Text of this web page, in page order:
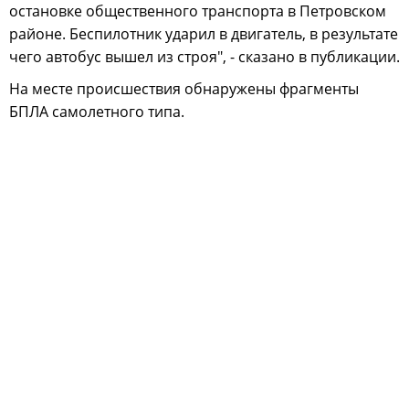
остановке общественного транспорта в Петровском
районе. Беспилотник ударил в двигатель, в результате
чего автобус вышел из строя", - сказано в публикации.
На месте происшествия обнаружены фрагменты
БПЛА самолетного типа.